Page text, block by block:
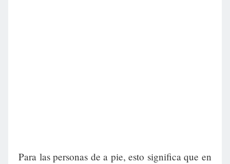
Para las personas de a pie, esto significa que en